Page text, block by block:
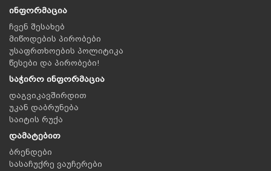
ინფორმაცია
ჩვენ შესახებ
მიწოდების პირობები
უსაფრთხოების პოლიტიკა
წესები და პირობები!
საჭირო ინფორმაცია
დაგვიკავშირდით
უკან დაბრუნება
საიტის რუქა
დამატებით
ბრენდები
სასაჩუქრე ვაუჩერები